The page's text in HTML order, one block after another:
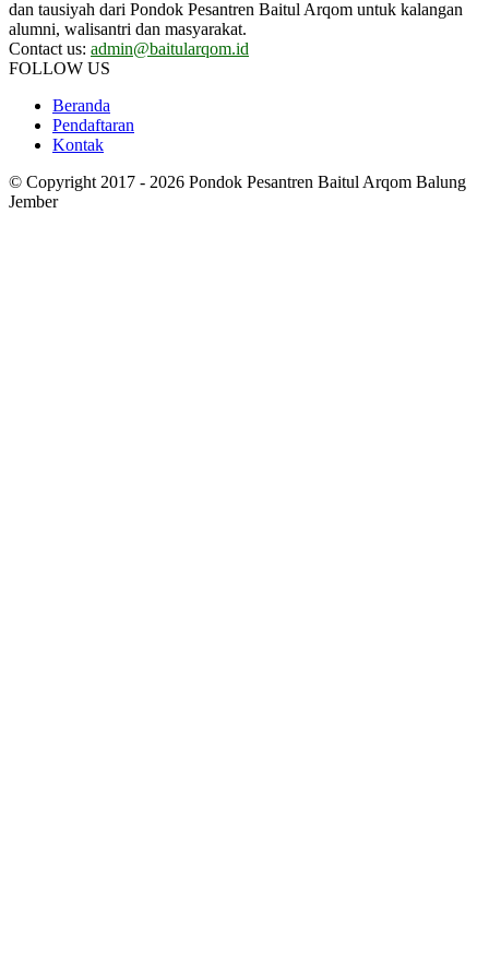
dan tausiyah dari Pondok Pesantren Baitul Arqom untuk kalangan
alumni, walisantri dan masyarakat.
Contact us: admin@baitularqom.id
FOLLOW US
Beranda
Pendaftaran
Kontak
© Copyright 2017 - 2026 Pondok Pesantren Baitul Arqom Balung
Jember